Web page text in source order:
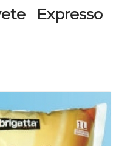
Expresso